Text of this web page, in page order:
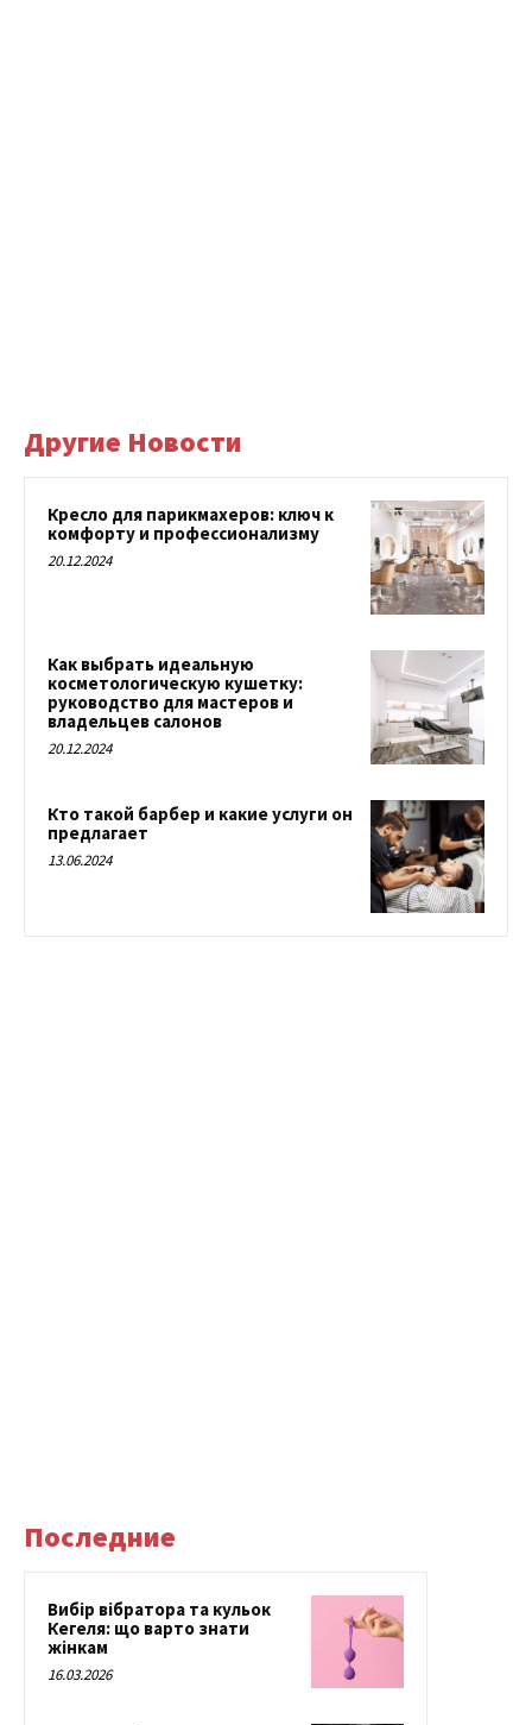
Другие Новости
Кресло для парикмахеров: ключ к
комфорту и профессионализму
20.12.2024
Как выбрать идеальную
косметологическую кушетку:
руководство для мастеров и
владельцев салонов
20.12.2024
Кто такой барбер и какие услуги он
предлагает
13.06.2024
Последние
Вибір вібратора та кульок
Кегеля: що варто знати
жінкам
16.03.2026